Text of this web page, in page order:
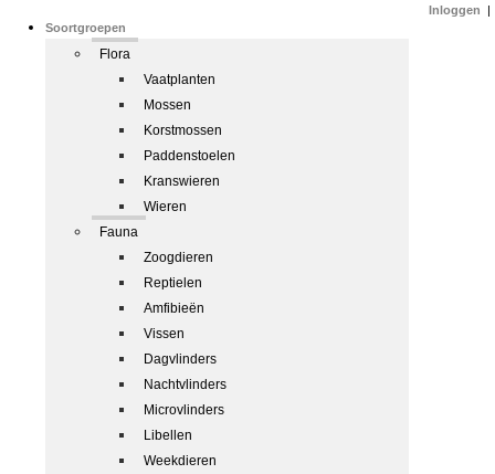
Soortgroepen
Flora
Vaatplanten
Mossen
Korstmossen
Paddenstoelen
Kranswieren
Wieren
Fauna
Zoogdieren
Reptielen
Amfibieën
Vissen
Dagvlinders
Nachtvlinders
Microvlinders
Libellen
Weekdieren
Inloggen |